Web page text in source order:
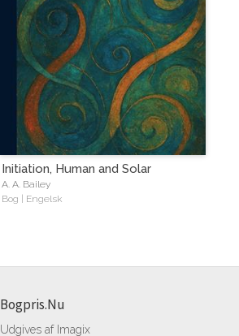
Initiation, Human and Solar
A. A. Bailey
Bog | Engelsk
Bogpris.Nu
Udgives af Imagix